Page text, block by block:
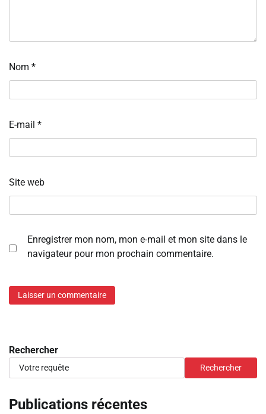
Nom *
E-mail *
Site web
Enregistrer mon nom, mon e-mail et mon site dans le
navigateur pour mon prochain commentaire.
Rechercher
Rechercher
Publications récentes